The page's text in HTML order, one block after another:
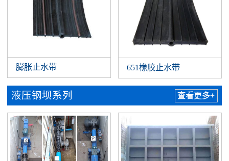
膨胀止水带 651橡胶止水带
液压钢坝系列 查看更多+